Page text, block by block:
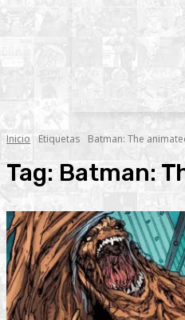
Inicio Etiquetas Batman: The
Tag: Batman: